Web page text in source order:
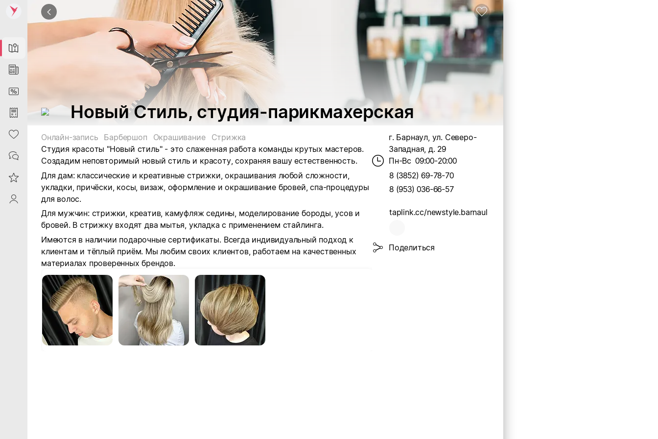
Map
News
DiscountCard
Purchases
Heart
Contacts
Reviews
ProfileSaby
Новый Стиль, студия-парикмахерская
Онлайн-запись Барбершоп Окрашивание
Стрижка
Студия красоты "Новый стиль" - это слаженная работа команды крутых мастеров.
Создадим неповторимый новый стиль и красоту, сохраняя вашу естественность.
Для дам: классические и креативные стрижки, окрашивания любой сложности,
укладки, причёски, косы, визаж, оформление и окрашивание бровей, спа-процедуры
для волос.
Для мужчин: стрижки, креатив, камуфляж седины, моделирование бороды, усов и
бровей. В стрижку входят два мытья, укладка с применением стайлинга.
Имеются в наличии подарочные сертификаты. Всегда индивидуальный подход к
клиентам и тёплый приём. Мы любим своих клиентов, работаем на качественных
материалах проверенных брендов.
г. Барнаул, ул. Северо-
Западная, д. 29
Пн-Вс 09:00-20:00
8 (3852) 69-78-70
8 (953) 036-66-57
taplink.cc/newstyle.barnaul
Поделиться